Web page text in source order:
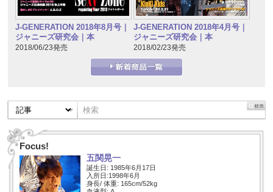
J-GENERATION 2018年8月号｜
ジャニーズ研究会｜本
2018/06/23発売
J-GENERATION 2018年4月号｜
ジャニーズ研究会｜本
2018/02/23発売
Focus!
五関晃一
誕生日: 1985年6月17日
入所日:1998年6月
身長/ 体重: 165cm/52kg